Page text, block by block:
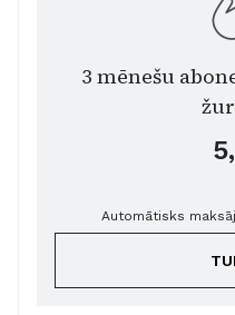
3 mēnešu
Automātisks